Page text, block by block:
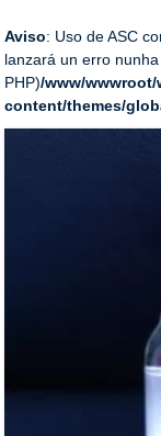
Aviso: Uso de ASC
lanzará un erro
PHP)/www/
content/themes/